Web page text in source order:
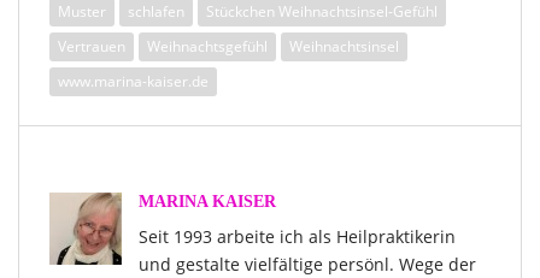
Muster
schlafen
Stückchen Weihnachtsinsel-Gefühl
Vertrauen
Weihnachtsgefühl
Weihnachtsinsel
www.marina-kaiser.de
MARINA KAISER
Seit 1993 arbeite ich als Heilpraktikerin
und gestalte vielfältige persönl. Wege der